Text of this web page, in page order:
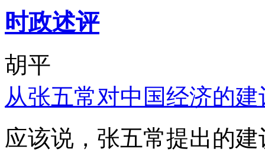
时政述评
胡平
从张五常对中国经济的
应该说，张五常提出的